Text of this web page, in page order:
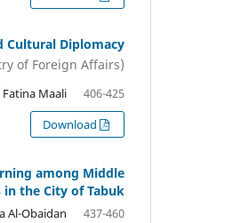
Cultural Diplomacy
(A Case Study of the Palestinian Ministry of Foreign Affairs)
Fatina Maali
406-425
among Middle
in the City of Tabuk
Al-Obaidan
437-460